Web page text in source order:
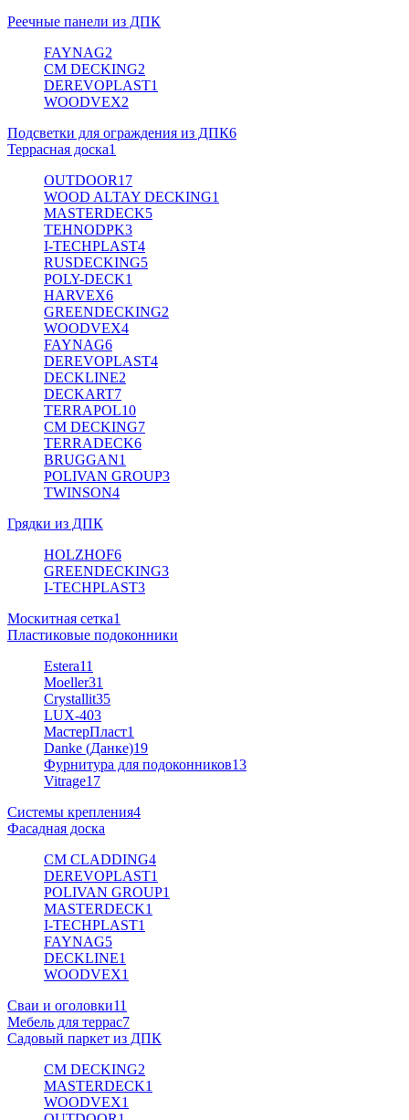
Реечные панели из ДПК
FAYNAG2
CM DECKING2
DEREVOPLAST1
WOODVEX2
Подсветки для ограждения из ДПК6
Террасная доска1
OUTDOOR17
WOOD ALTAY DECKING1
MASTERDECK5
TEHNODPK3
I-TECHPLAST4
RUSDECKING5
POLY-DECK1
HARVEX6
GREENDECKING2
WOODVEX4
FAYNAG6
DEREVOPLAST4
DECKLINE2
DECKART7
TERRAPOL10
CM DECKING7
TERRADECK6
BRUGGAN1
POLIVAN GROUP3
TWINSON4
Грядки из ДПК
HOLZHOF6
GREENDECKING3
I-TECHPLAST3
Москитная сетка1
Пластиковые подоконники
Estera11
Moeller31
Crystallit35
LUX-403
МастерПласт1
Danke (Данке)19
Фурнитура для подоконников13
Vitrage17
Системы крепления4
Фасадная доска
CM CLADDING4
DEREVOPLAST1
POLIVAN GROUP1
MASTERDECK1
I-TECHPLAST1
FAYNAG5
DECKLINE1
WOODVEX1
Сваи и оголовки11
Мебель для террас7
Садовый паркет из ДПК
CM DECKING2
MASTERDECK1
WOODVEX1